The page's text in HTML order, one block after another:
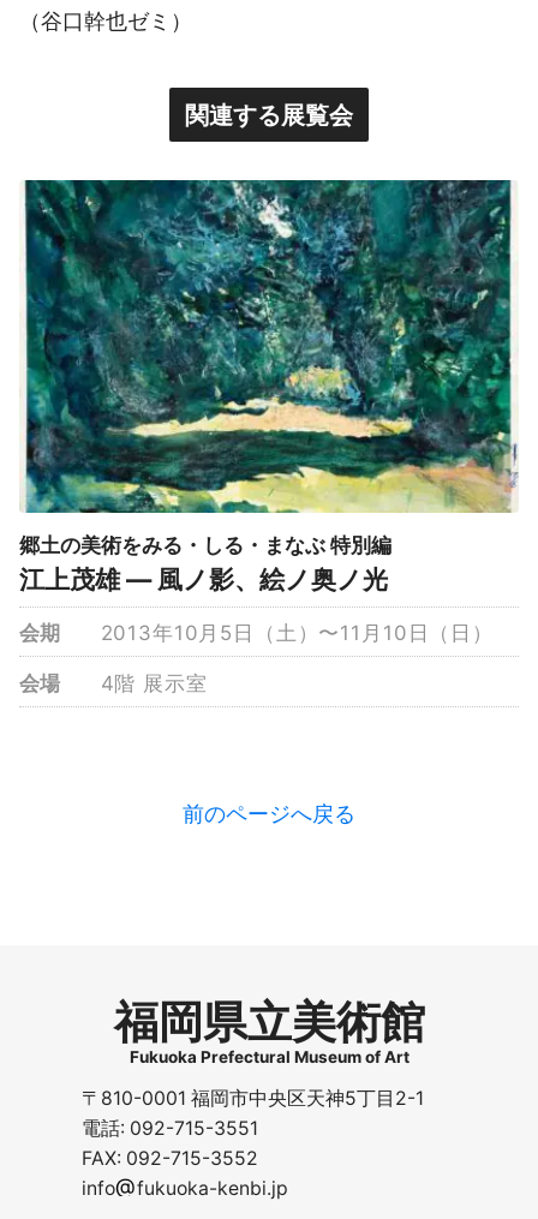
（谷口幹也ゼミ）
関連する展覧会
郷土の美術をみる・しる・まなぶ 特別編
江上茂雄 ― 風ノ影、絵ノ奥ノ光
会期 2013年10月5日（土）〜11月10日（日）
会場 4階 展示室
前のページへ戻る
福岡県立美術館
Fukuoka Prefectural Museum of Art
〒810-0001 福岡市中央区天神5丁目2-1
電話: 092-715-3551
FAX: 092-715-3552
info@fukuoka-kenbi.jp